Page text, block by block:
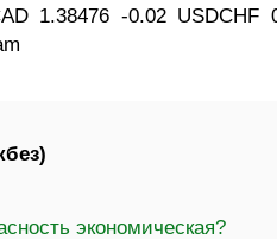
1.38476 -0.02 USDCHF
экономическая?